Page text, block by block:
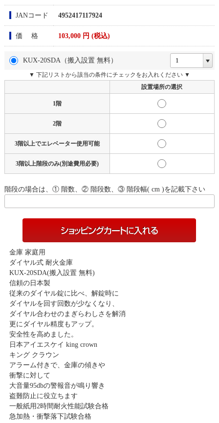
JANコード 4952417117924
価 格 103,000円 (税込)
KUX-20SDA（搬入設置 無料）
▼ 下記リストから該当の条件にチェックをお入れください ▼
設置場所の選択
1階
2階
3階以上でエレベーター使用可能
3階以上階段のみ(別途費用必要)
階段の場合は、① 階数、② 階段数、③ 階段幅( cm )を記載下さい
金庫 家庭用
ダイヤル式 耐火金庫
KUX-20SDA(搬入設置 無料)
信頼の日本製
従来のダイヤル錠に比べ、解錠時に
ダイヤルを回す回数が少なくなり、
ダイヤル合わせのまぎらわしさを解消
更にダイヤル精度もアップ。
安全性を高めました。
日本アイエスケイ king crown
キング クラウン
アラーム付きで、金庫の傾きや
衝撃に対して
大音量95dbの警報音が鳴り響き
盗難防止に役立ちます
一般紙用2時間耐火性能試験合格
急加熱・衝撃落下試験合格